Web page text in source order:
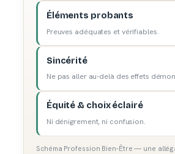
Éléments probants
Preuves adéquates et vérifiables.
Sincérité
Ne pas aller au-delà des effets
Équité & choix éclairé
Ni dénigrement, ni confusion.
Schéma Profession Bien-Être — une